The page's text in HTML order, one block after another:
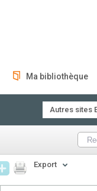
Ma bibliothèque
Autres sites
Export